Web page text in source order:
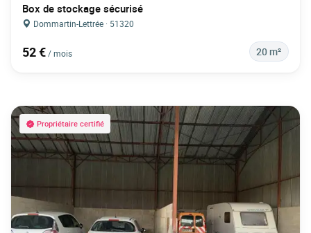
Box de stockage sécurisé
Dommartin-Lettrée · 51320
52 €/ mois 20 m²
Propriétaire certifié